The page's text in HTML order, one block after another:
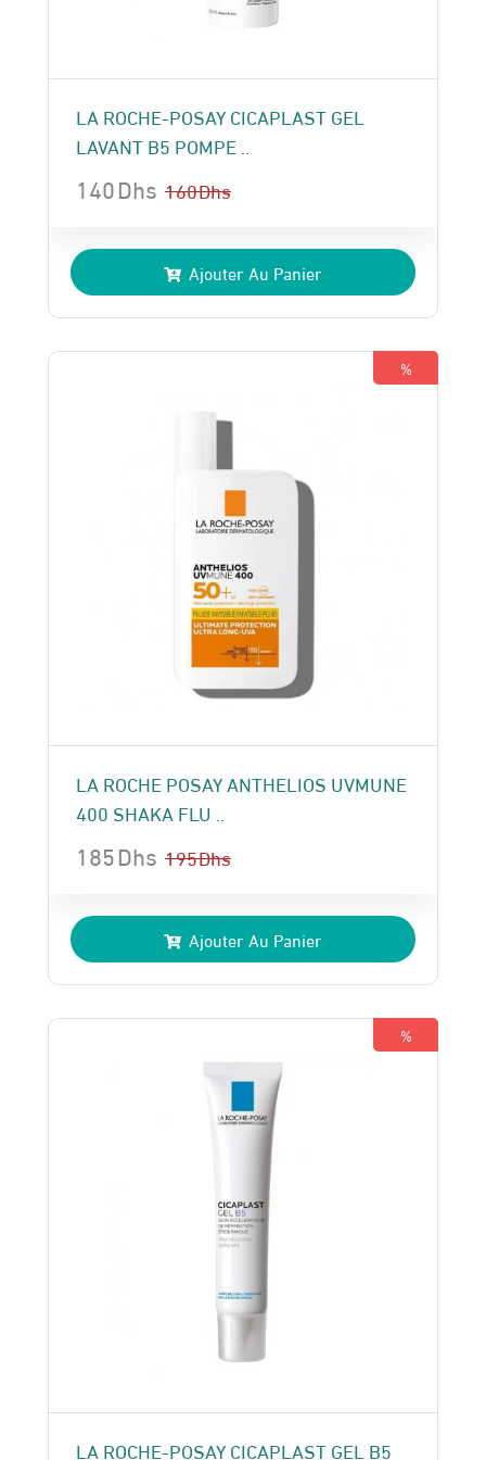
LA ROCHE-POSAY CICAPLAST GEL
LAVANT B5 POMPE ..
160Dhs
prix
initial
était :
160 Dhs.
140Dhs
prix
actuel
est :
140 Dhs.
Ajouter Au Panier
%
LA ROCHE POSAY ANTHELIOS UVMUNE
400 SHAKA FLU ..
195Dhs
prix
initial
était :
195 Dhs.
185Dhs
prix
actuel
est :
185 Dhs.
Ajouter Au Panier
%
LA ROCHE-POSAY CICAPLAST GEL B5